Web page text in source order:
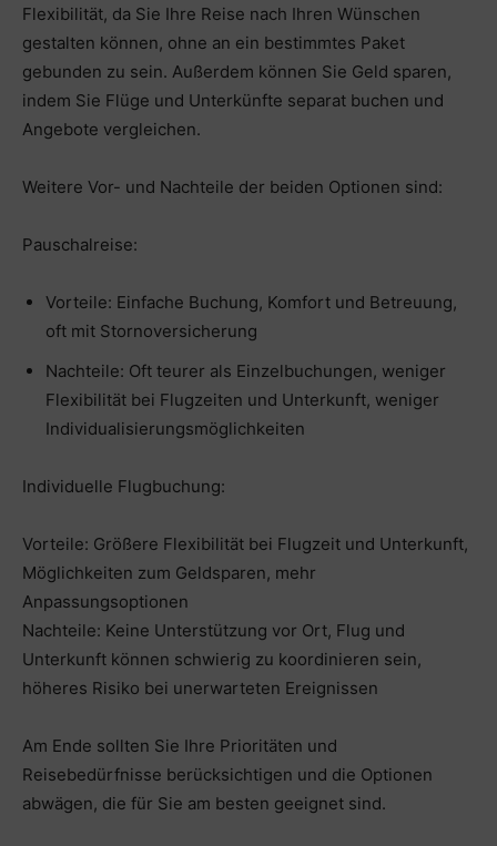
Flexibilität, da Sie Ihre Reise nach Ihren Wünschen
gestalten können, ohne an ein bestimmtes Paket
gebunden zu sein. Außerdem können Sie Geld sparen,
indem Sie Flüge und Unterkünfte separat buchen und
Angebote vergleichen.
Weitere Vor- und Nachteile der beiden Optionen sind:
Pauschalreise:
Vorteile: Einfache Buchung, Komfort und Betreuung,
oft mit Stornoversicherung
Nachteile: Oft teurer als Einzelbuchungen, weniger
Flexibilität bei Flugzeiten und Unterkunft, weniger
Individualisierungsmöglichkeiten
Individuelle Flugbuchung:
Vorteile: Größere Flexibilität bei Flugzeit und Unterkunft,
Möglichkeiten zum Geldsparen, mehr
Anpassungsoptionen
Nachteile: Keine Unterstützung vor Ort, Flug und
Unterkunft können schwierig zu koordinieren sein,
höheres Risiko bei unerwarteten Ereignissen
Am Ende sollten Sie Ihre Prioritäten und
Reisebedürfnisse berücksichtigen und die Optionen
abwägen, die für Sie am besten geeignet sind.